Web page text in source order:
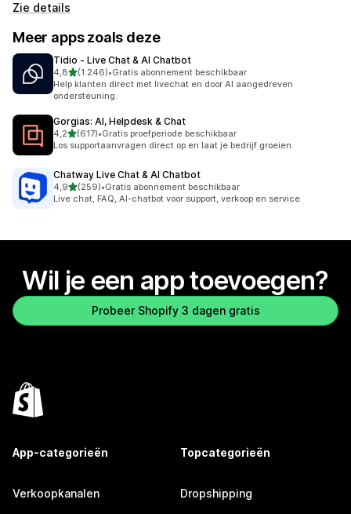
Zie details
Meer apps zoals deze
Tidio ‑ Live Chat & AI Chatbot
4,8van 5 sterren
(1.246)
1246 recensies in totaal
•Gratis abonnement beschikbaar
Help klanten direct met livechat en door AI aangedreven
ondersteuning.
Gorgias: AI, Helpdesk & Chat
4,2van 5 sterren
(617)
617 recensies in totaal
•Gratis proefperiode beschikbaar
Los supportaanvragen direct op en laat je bedrijf groeien.
Chatway Live Chat & AI Chatbot
4,9van 5 sterren
(259)
259 recensies in totaal
•Gratis abonnement beschikbaar
Live chat, FAQ, AI-chatbot voor support, verkoop en service
Wil je een app toevoegen?
Probeer Shopify 3 dagen gratis
App-categorieën
Verkoopkanalen
Topcategorieën
Dropshipping